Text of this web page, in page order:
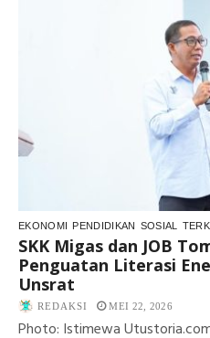
EKONOMI PENDIDIKAN SOSIAL
SKK Migas dan JOB
Penguatan Literasi
Unsrat
REDAKSI MEI 22, 2026
Photo: Istimewa